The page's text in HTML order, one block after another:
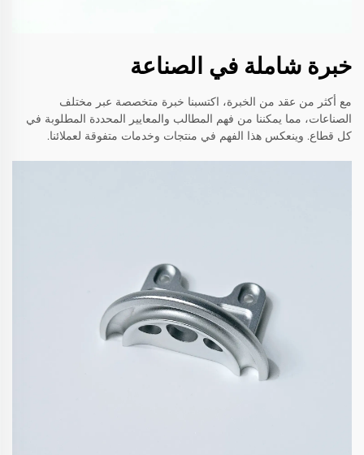
خبرة شاملة في الصناعة
مع أكثر من عقد من الخبرة، اكتسبنا خبرة متخصصة عبر مختلف
الصناعات، مما يمكننا من فهم المطالب والمعايير المحددة المطلوبة في
كل قطاع. وينعكس هذا الفهم في منتجات وخدمات متفوقة لعملائنا.